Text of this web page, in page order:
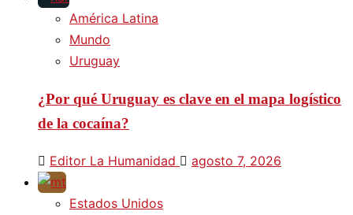
América Latina
Mundo
Uruguay
¿Por qué Uruguay es clave en el mapa logístico
de la cocaína?
Editor La Humanidad agosto 7, 2026
Estados Unidos